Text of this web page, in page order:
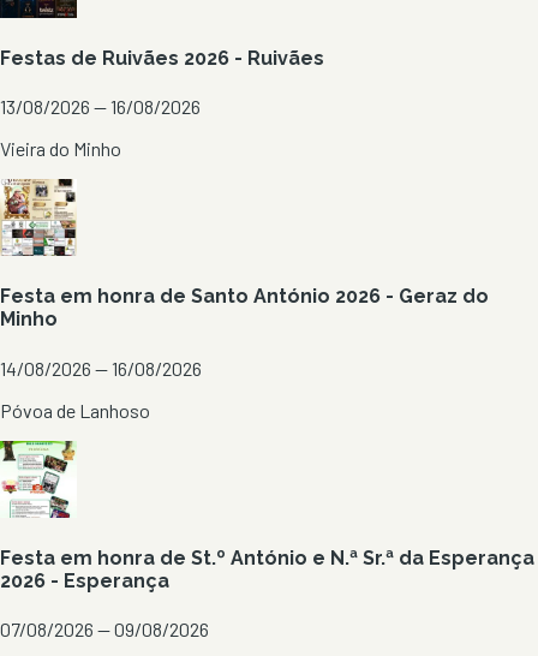
Festas de Ruivães 2026 - Ruivães
13/08/2026 — 16/08/2026
Vieira do Minho
Festa em honra de Santo António 2026 - Geraz do
Minho
14/08/2026 — 16/08/2026
Póvoa de Lanhoso
Festa em honra de St.º António e N.ª Sr.ª da Esperança
2026 - Esperança
07/08/2026 — 09/08/2026